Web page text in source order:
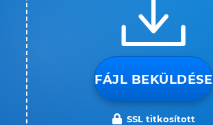
FÁJL BEKÜLDÉSE
SSL titkosított